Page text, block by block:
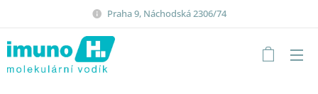
Praha 9, Náchodská 2306/74